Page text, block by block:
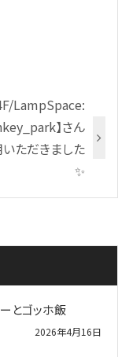
LampSpace:
】さん
ただきました
✨
とゴッホ飯
2026年4月16日